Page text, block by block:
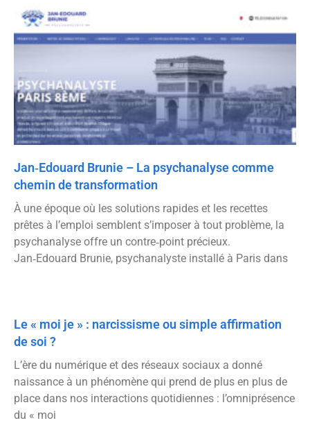
Jan‑Edouard Brunie – La psychanalyse comme
chemin de transformation
À une époque où les solutions rapides et les recettes
prêtes à l’emploi semblent s’imposer à tout problème, la
psychanalyse offre un contre‑point précieux.
Jan‑Edouard Brunie, psychanalyste installé à Paris dans
Le « moi je » : narcissisme ou simple affirmation
de soi ?
L’ère du numérique et des réseaux sociaux a donné
naissance à un phénomène qui prend de plus en plus de
place dans nos interactions quotidiennes : l’omniprésence
du « moi